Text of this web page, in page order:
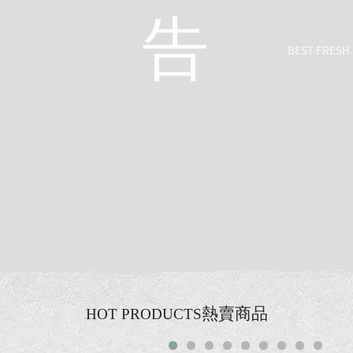
告
HOT PRODUCTS熱賣商品